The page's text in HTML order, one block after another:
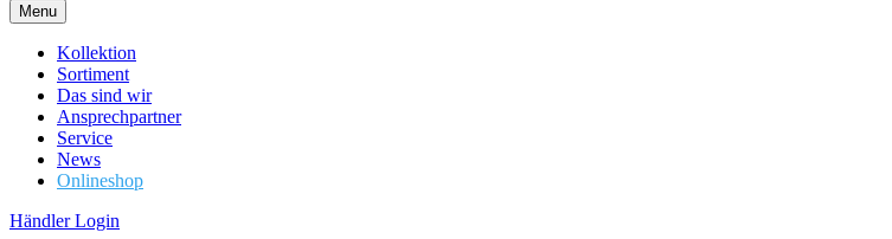
Menu
Kollektion
Sortiment
Das sind wir
Ansprechpartner
Service
News
Onlineshop
Händler Login